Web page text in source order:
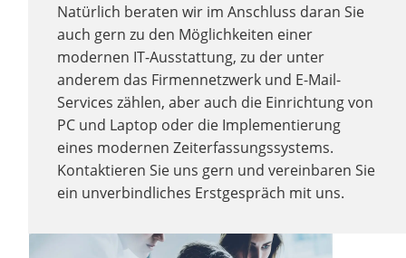
Natürlich beraten wir im Anschluss daran Sie
auch gern zu den Möglichkeiten einer
modernen IT-Ausstattung, zu der unter
anderem das Firmennetzwerk und E-Mail-
Services zählen, aber auch die Einrichtung von
PC und Laptop oder die Implementierung
eines modernen Zeiterfassungssystems.
Kontaktieren Sie uns gern und vereinbaren Sie
ein unverbindliches Erstgespräch mit uns.